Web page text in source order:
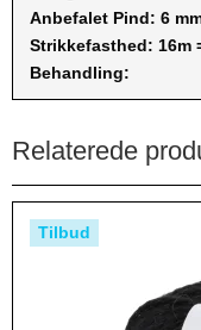
Anbefalet Pind: 6
Strikkefasthed: 16m
Behandling:
Relaterede
Tilbud